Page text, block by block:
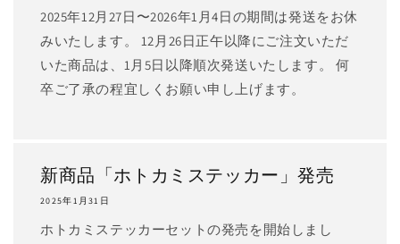
2025年12月27日〜2026年1月4日の期間は発送をお休
みいたします。 12月26日正午以降にご注文いただ
いた商品は、1月5日以降順次発送いたします。 何
卒ご了承の程宜しくお願い申し上げます。
新商品「ホトカミステッカー」発売
2025年1月31日
ホトカミステッカーセットの発売を開始しまし